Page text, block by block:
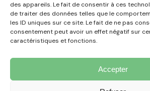
des appareils. Le fait de consentir à ces
de traiter des données telles que le
les ID uniques sur ce site. Le fait de ne pas
consentement peut avoir un effet négatif sur
caractéristiques et fonctions.
Accepter
418-265-2410.